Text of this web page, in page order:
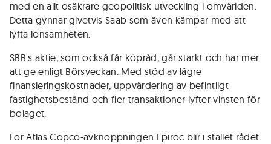
med en allt osäkrare geopolitisk utveckling i omvärlden.
Detta gynnar givetvis Saab som även kämpar med att
lyfta lönsamheten.
SBB:s aktie, som också får köpråd, går starkt och har mer
att ge enligt Börsveckan. Med stöd av lägre
finansieringskostnader, uppvärdering av befintligt
fastighetsbestånd och fler transaktioner lyfter vinsten för
bolaget.
För Atlas Copco-avknoppningen Epiroc blir i stället rådet